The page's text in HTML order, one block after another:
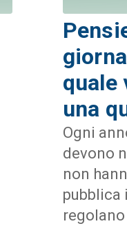
quale
una
Ogni
devono
non
pubblica
regolano